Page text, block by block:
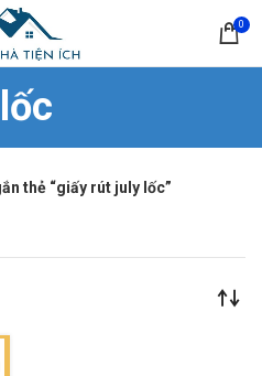
0
thẻ “giấy rút july lốc”